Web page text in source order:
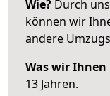
Wie? Durch
können wir
andere
Was wir Ihnen
13 Jahren.